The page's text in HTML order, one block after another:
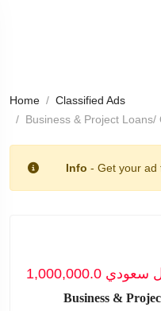
Home
Classified Ads
Business & Project
Info - Get your ad
ريال سعودي
Business &